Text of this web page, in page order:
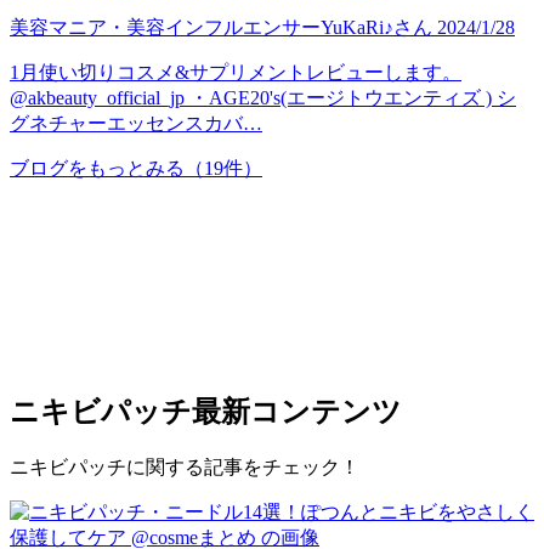
美容マニア・美容インフルエンサーYuKaRi♪さん 2024/1/28
1月使い切りコスメ&サプリメントレビューします。
@akbeauty_official_jp ・AGE20's(エージトウエンティズ ) シ
グネチャーエッセンスカバ…
ブログをもっとみる （19件）
ニキビパッチ最新コンテンツ
ニキビパッチに関する記事をチェック！